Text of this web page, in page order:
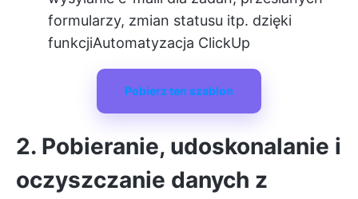
formularzy, zmian statusu itp. dzięki
funkcjiAutomatyzacja ClickUp
Pobierz ten szablon
2. Pobieranie, udoskonalanie i
oczyszczanie danych z